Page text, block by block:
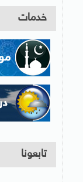
خدمات
تابعونا